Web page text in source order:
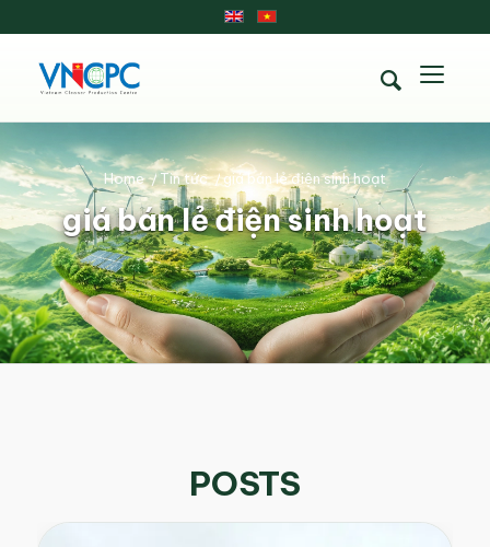
giá bán lẻ điện sinh hoạt
Home / Tin tức /giá bán lẻ điện sinh hoạt
POSTS